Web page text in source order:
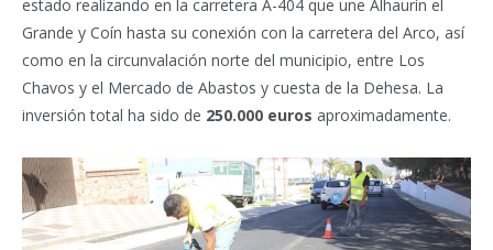
estado realizando en la carretera A-404 que une Alhaurín el
Grande y Coín hasta su conexión con la carretera del Arco, así
como en la circunvalación norte del municipio, entre Los
Chavos y el Mercado de Abastos y cuesta de la Dehesa. La
inversión total ha sido de 250.000 euros aproximadamente.